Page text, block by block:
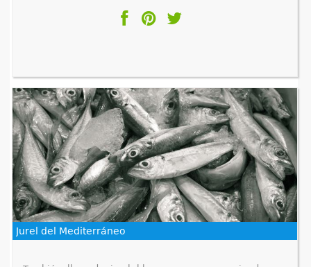
Jurel del Mediterráneo